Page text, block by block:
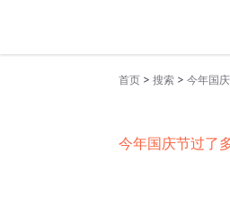
首页 > 搜索 > 今年国
今年国庆节过了